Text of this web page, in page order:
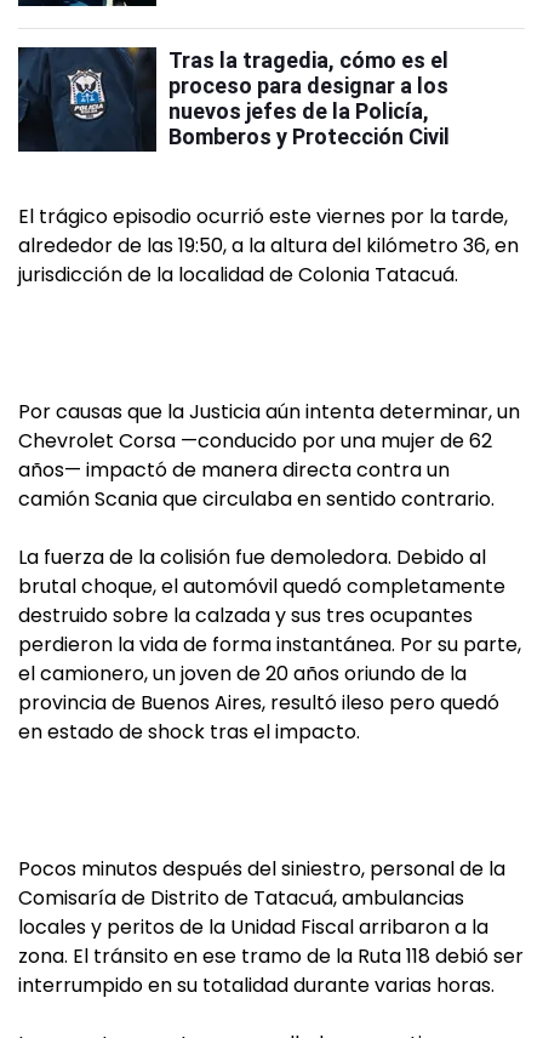
Tras la tragedia, cómo es el
proceso para designar a los
nuevos jefes de la Policía,
Bomberos y Protección Civil
El trágico episodio ocurrió este viernes por la tarde,
alrededor de las 19:50, a la altura del kilómetro 36, en
jurisdicción de la localidad de Colonia Tatacuá.
Por causas que la Justicia aún intenta determinar, un
Chevrolet Corsa —conducido por una mujer de 62
años— impactó de manera directa contra un
camión Scania que circulaba en sentido contrario.
La fuerza de la colisión fue demoledora. Debido al
brutal choque, el automóvil quedó completamente
destruido sobre la calzada y sus tres ocupantes
perdieron la vida de forma instantánea. Por su parte,
el camionero, un joven de 20 años oriundo de la
provincia de Buenos Aires, resultó ileso pero quedó
en estado de shock tras el impacto.
Pocos minutos después del siniestro, personal de la
Comisaría de Distrito de Tatacuá, ambulancias
locales y peritos de la Unidad Fiscal arribaron a la
zona. El tránsito en ese tramo de la Ruta 118 debió ser
interrumpido en su totalidad durante varias horas.